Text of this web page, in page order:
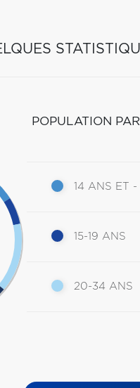
POPULATION
14 ANS ET -
15-19 ANS
20-34 ANS